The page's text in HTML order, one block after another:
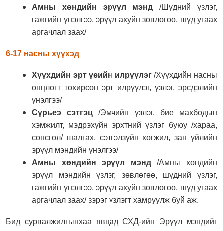
Амны хөндийн эрүүл мэнд/Шүдний үзлэг,
гажгийн үнэлгээ, эрүүл ахуйн зөвлөгөө, шүд угаах
аргачлал заах/
6-17 насны хүүхэд
Хүүхдийн эрт үеийн илрүүлэг/Хүүхдийн насны
онцлогт тохирсон эрт илрүүлэг, үзлэг, эрсдэлийн
үнэлгээ/
Сүрьеэ сэтгэц/Эмчийн үзлэг, бие махбодын
хэмжилт, мэдрэхүйн эрхтний үзлэг буюу /хараа,
сонсгол/ шалгах, сэтгэлзүйн хөгжил, зан үйлийн
эрүүл мэндийн үнэлгээ/
Амны хөндийн эрүүл мэнд/Амны хөндийн
эрүүл мэндийн үзлэг, зөвлөгөө, шүдний үзлэг,
гажгийн үнэлгээ, эрүүл ахуйн зөвлөгөө, шүд угаах
аргачлал заах/ зэрэг үзлэгт хамруулж буй аж.
Бид сурвалжилгынхаа явцад СХД-ийн Эрүүл мэндийг